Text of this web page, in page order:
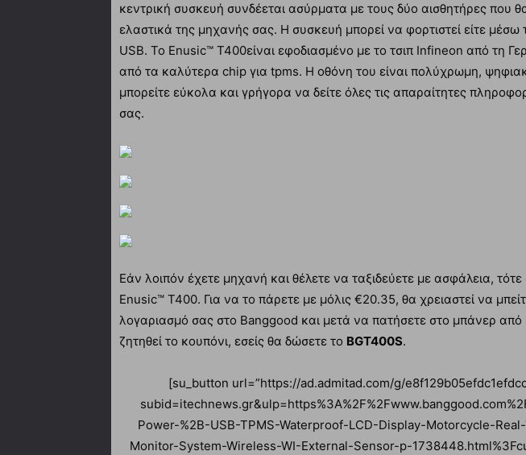
κεντρική συσκευή συνδέεται ασύρματα με τους δύο αισθητήρες που
ελαστικά της μηχανής σας. Η συσκευή μπορεί να φορτιστεί είτε μέσω
USB. Το Enusic™ T400είναι εφοδιασμένο με το τσιπ Infineon από τη
από τα καλύτερα chip για tpms. Η οθόνη του είναι πολύχρωμη,
μπορείτε εύκολα και γρήγορα να δείτε όλες τις απαραίτητες
σας.
Εάν λοιπόν έχετε μηχανή και θέλετε να ταξιδεύετε με ασφάλεια,
Enusic™ T400. Για να το πάρετε με μόλις €20.35, θα χρειαστεί να
λογαριασμό σας στο Banggood και μετά να πατήσετε στο μπάνερ
ζητηθεί το κουπόνι, εσείς θα δώσετε το BGT400S.
[su_button url=”https://ad.admitad.com/g/
Power-%2B-USB-TPMS-Waterproof-LCD-Display-Motorcycle-
Monitor-System-Wireless-WI-External-Sensor-p-